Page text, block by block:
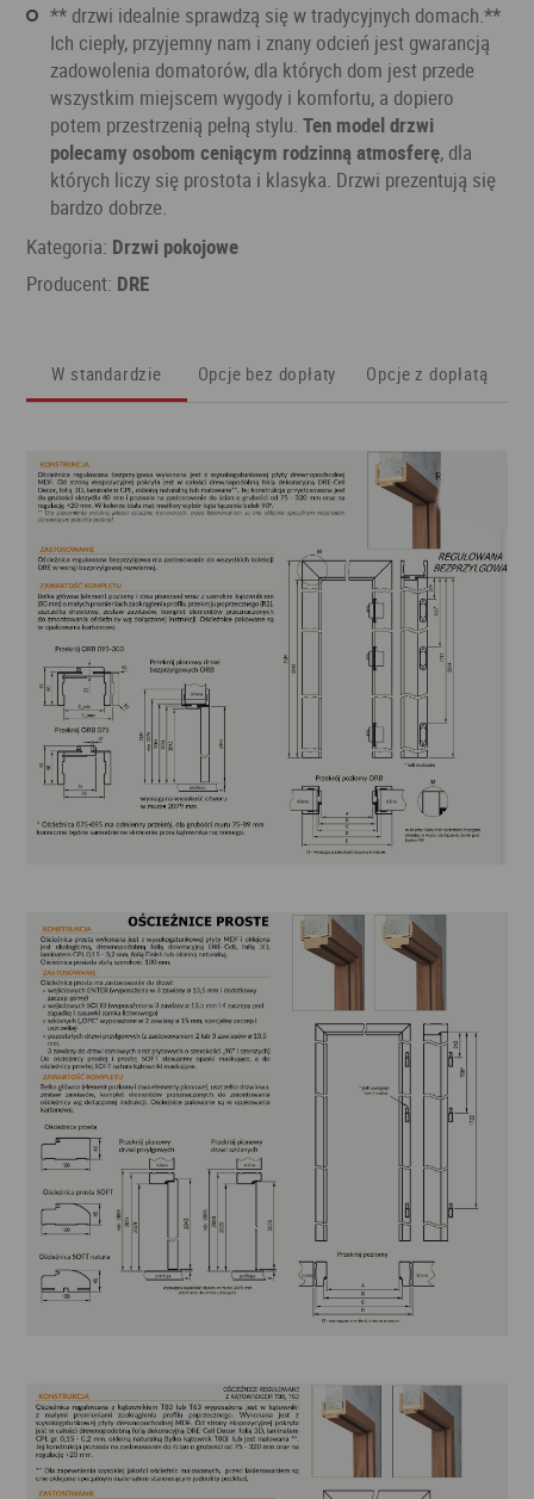
** drzwi idealnie sprawdzą się w tradycyjnych domach.**
Ich ciepły, przyjemny nam i znany odcień jest gwarancją
zadowolenia domatorów, dla których dom jest przede
wszystkim miejscem wygody i komfortu, a dopiero
potem przestrzenią pełną stylu.Ten model drzwi
polecamy osobom ceniącym rodzinną atmosferę, dla
których liczy się prostota i klasyka. Drzwi prezentują się
bardzo dobrze.
Kategoria: Drzwi pokojowe
Producent: DRE
W standardzie Opcje bez dopłaty Opcje z dopłatą